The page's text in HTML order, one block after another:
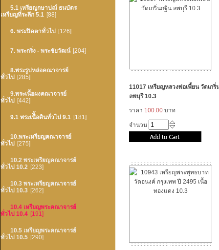
5.1 เหรียญกษาปณ์ ธนบัตร
เหรียญที่ระลึก 5.1 [88]
6. พระปิดตาทั่วไป [126]
7. พระกริ่ง - พระชัยวัฒน์ [204]
8.พระรูปหล่อคณาจารย์
ทั่วไป
[285]
9.พระเนื้อผงคณาจารย์
ทั่วไป
[442]
9.1 พระเนืิ้อดินทั่วไป 9.1 [181]
10.พระเหรียญคณาจารย์
ทั่วไป
[275]
10.2 พระเหรียญคณาจารย์
ทั่วไป 10.2 [223]
10.3 พระเหรียญคณาจารย์
ทั่วไป 10.3 [262]
10.4 เหรียญพระคณาจารย์
ทั่วไป 10.4 [191]
10.5 เหรียญพระคณาจารย์
ทั่วไป 10.5 [290]
11017 เหรียญหลวงพ่อเพี้ยน วัดเกริ่
ลพบุรี 10.3
ราคา 100.00 บาท
จำนวน